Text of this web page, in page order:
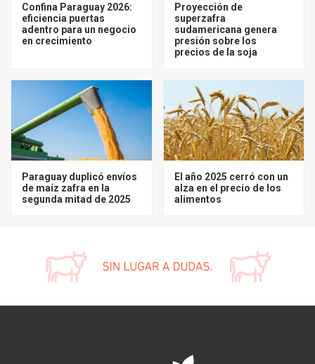
Confina Paraguay 2026:
eficiencia puertas
adentro para un negocio
en crecimiento
Proyección de
superzafra
sudamericana genera
presión sobre los
precios de la soja
Paraguay duplicó envíos
de maíz zafra en la
segunda mitad de 2025
El año 2025 cerró con un
alza en el precio de los
alimentos